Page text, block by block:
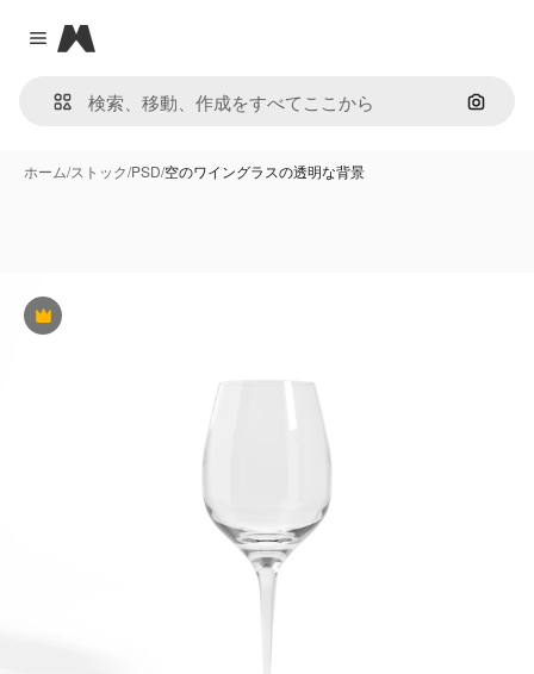
Close menu
Magnific
画像で
ホーム/ストック/PSD/空のワイングラスの透明な背景
Premium